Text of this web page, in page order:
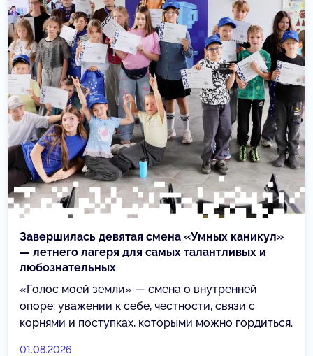
Завершилась девятая смена «Умных каникул»
— летнего лагеря для самых талантливых и
любознательных
«Голос моей земли» — смена о внутренней
опоре: уважении к себе, честности, связи с
корнями и поступках, которыми можно гордиться.
01.08.2026